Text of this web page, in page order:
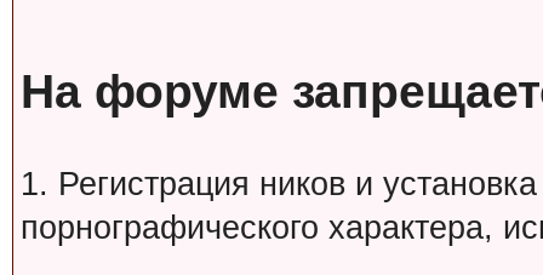
На форуме
1. Регистрация ников и
порнографического характера,